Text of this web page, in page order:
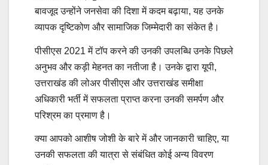
बावजूद उन्होंने जनसेवा की दिशा में कदम बढ़ाया, यह उनके
व्यापक दृष्टिकोण और सामाजिक जिम्मेदारी का संकेत है।
पीसीएस 2021 में टॉप करने की उनकी उपलब्धि उनके पिछले
अनुभव और कड़ी मेहनत का नतीजा है। उनके द्वारा यूपी,
उत्तराखंड की लोअर पीसीएस और उत्तराखंड समीक्षा
अधिकारी भर्ती में सफलता प्राप्त करना उनकी समर्पण और
परिश्रम का प्रमाण है।
क्या आपको आशीष जोशी के बारे में और जानकारी चाहिए, या
उनकी सफलता की यात्रा से संबंधित कोई अन्य विवरण